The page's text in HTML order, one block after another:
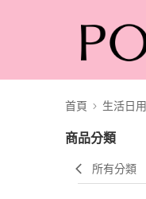
首頁 生活日用
商品分類
所有分類